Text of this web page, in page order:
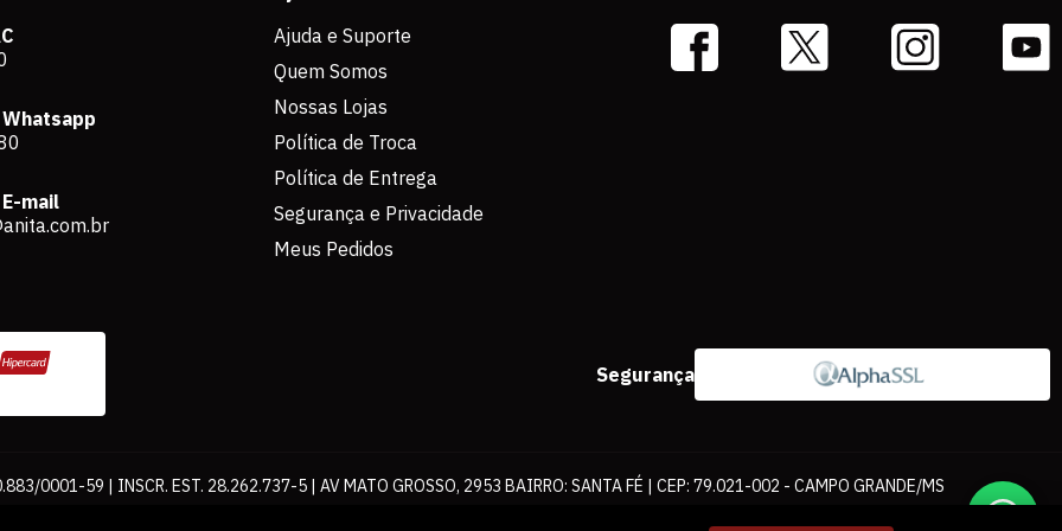
mail
Ajuda e Suporte
Quem Somos
Nossas Lojas
Política de Troca
Política de Entrega
Segurança e Privacidade
Meus Pedidos
Segurança
0001-59 | INSCR. EST. 28.262.737-5 | AV MATO GROSSO, 2953 BAIRRO: SANTA FÉ | CEP: 79.021-002 - CAMPO GRANDE/MS